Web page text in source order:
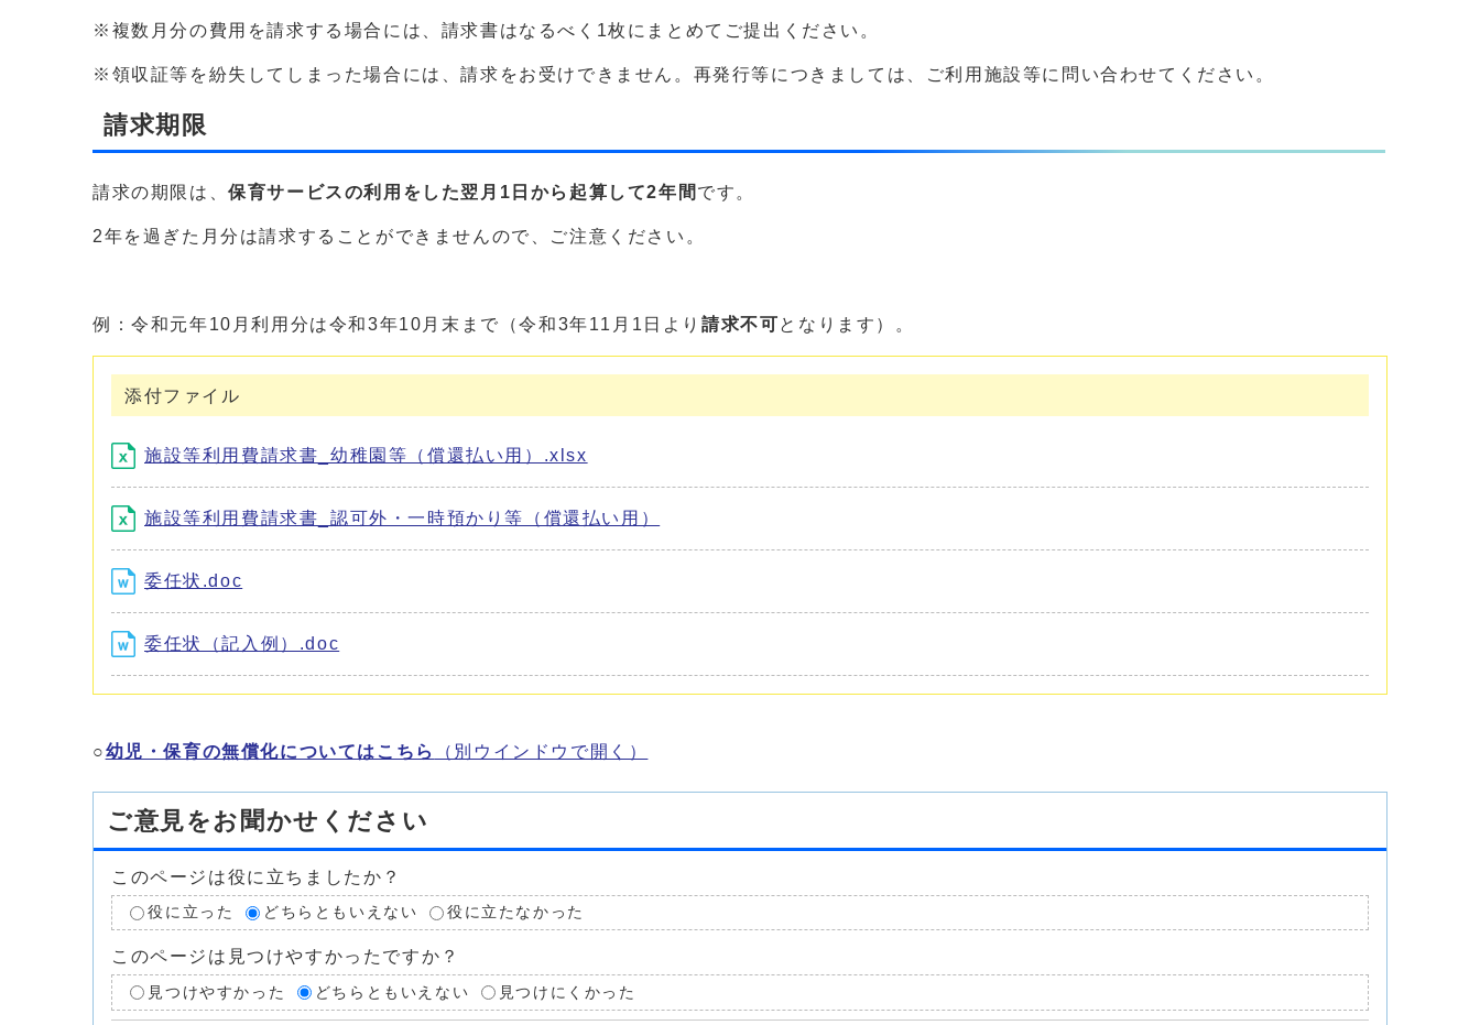
※複数月分の費用を請求する場合には、請求書はなるべく1枚にまとめてご提出ください。
※領収証等を紛失してしまった場合には、請求をお受けできません。再発行等につきましては、ご利用施設等に問い合わせてください。
請求期限
請求の期限は、保育サービスの利用をした翌月1日から起算して2年間 です。
2年を過ぎた月分は請求することができませんので、ご注意ください。
例：令和元年10月利用分は令和3年10月末まで（令和3年11月1日より請求不可となります）。
添付ファイル
施設等利用費請求書_幼稚園等（償還払い用）.xlsx
施設等利用費請求書_認可外・一時預かり等（償還払い用）
委任状.doc
委任状（記入例）.doc
○幼児・保育の無償化についてはこちら （別ウインドウで開く）
ご意見をお聞かせください
このページは役に立ちましたか？
役に立った どちらともいえない 役に立たなかった
このページは見つけやすかったですか？
見つけやすかった どちらともいえない 見つけにくかった